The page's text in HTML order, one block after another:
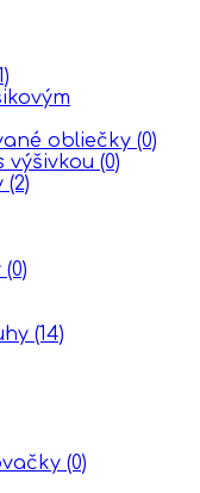
obliečky (0)
výšivkou (0)
(2)
(0)
(14)
(0)